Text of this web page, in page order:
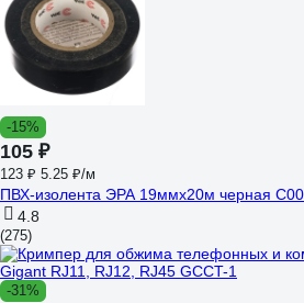
-15%
105 ₽
123 ₽ 5.25 ₽/м
ПВХ-изолента ЭРА 19ммх20м черная
4.8
(275)
-31%